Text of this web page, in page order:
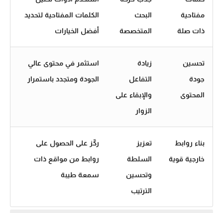
مفتاحية
ذات صلة
البحث
المتخصصة
الكلمات المفتاحية لتحديد
أفضل الخيارات
تحسين
جودة
المحتوى
زيادة
التفاعل
والإبقاء على
الزوار
استثمر في محتوى عالي
الجودة ومتجدد باستمرار
بناء روابط
خارجية قوية
تعزيز
السلطة
وتحسين
الترتيب
ركّز على الحصول على
روابط من مواقع ذات
سمعة طيبة